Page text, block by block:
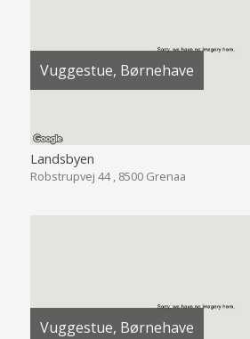
Vuggestue, Børnehave
Landsbyen
Robstrupvej 44 , 8500 Grenaa
Vuggestue, Børnehave